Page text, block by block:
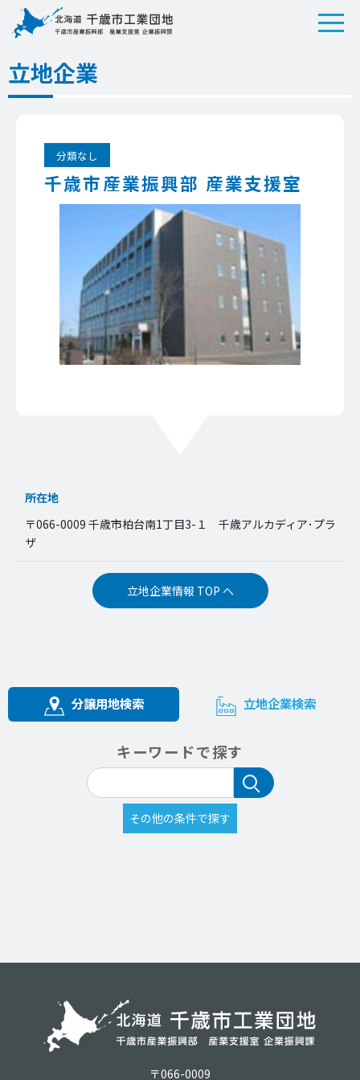
立地企業
分類なし
千歳市産業振興部 産業支援室
所在地
〒066-0009 千歳市柏台南1丁目3-１ 千歳アルカディア･プラ
ザ
立地企業情報 TOP へ
分譲用地検索 立地企業検索
キーワードで探す
〒066-0009